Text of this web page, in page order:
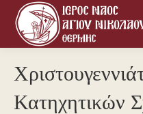
Κατηχητικών